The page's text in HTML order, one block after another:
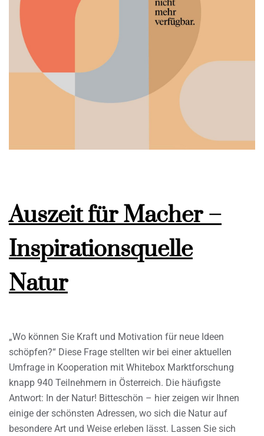
Auszeit für Macher –
Inspirationsquelle
Natur
„Wo können Sie Kraft und Motivation für neue Ideen
schöpfen?“ Diese Frage stellten wir bei einer aktuellen
Umfrage in Kooperation mit Whitebox Marktforschung
knapp 940 Teilnehmern in Österreich. Die häufigste
Antwort: In der Natur! Bitteschön – hier zeigen wir Ihnen
einige der schönsten Adressen, wo sich die Natur auf
besondere Art und Weise erleben lässt. Lassen Sie sich